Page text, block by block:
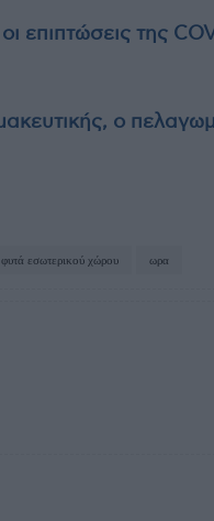
επιπτώσεις της
ο
φυτά εσωτερικού χώρου ωρα